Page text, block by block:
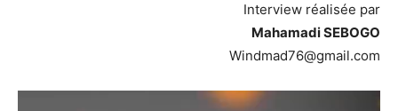
Interview réalisée par
Mahamadi SEBOGO
Windmad76@gmail.com
Lecteur